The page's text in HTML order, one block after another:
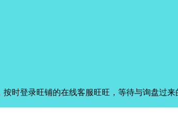
时登录旺铺的在线客服旺旺，等待与询盘过